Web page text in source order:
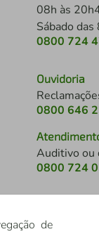
08h às
Sábado
0800 724
Ouvidoria
0800 646
Auditivo ou
0800 724
de